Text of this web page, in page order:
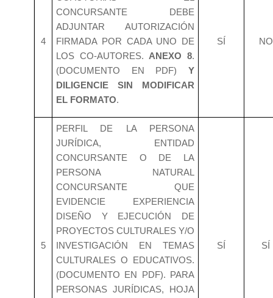
4
CONCURSANTE DEBE
ADJUNTAR AUTORIZACIÓN
FIRMADA POR CADA UNO DE
LOS CO-AUTORES. ANEXO 8.
(DOCUMENTO EN PDF) Y
DILIGENCIE SIN MODIFICAR
EL FORMATO.
SÍ NO
5
PERFIL DE LA PERSONA
JURÍDICA, ENTIDAD
CONCURSANTE O DE LA
PERSONA NATURAL
CONCURSANTE QUE
EVIDENCIE EXPERIENCIA
DISEÑO Y EJECUCIÓN DE
PROYECTOS CULTURALES Y/O
INVESTIGACIÓN EN TEMAS
CULTURALES O EDUCATIVOS.
(DOCUMENTO EN PDF). PARA
PERSONAS JURÍDICAS, HOJA
SÍ SÍ